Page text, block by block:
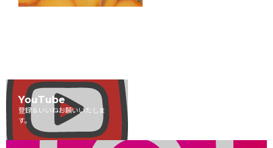
YouTube
登録＆いいねお願いいたしま
す。